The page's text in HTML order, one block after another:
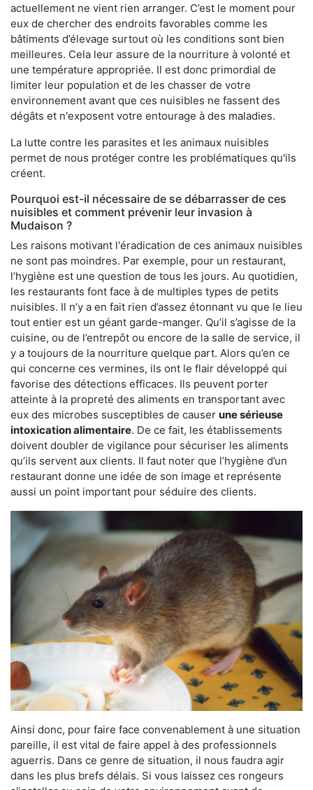
actuellement ne vient rien arranger. C’est le moment pour
eux de chercher des endroits favorables comme les
bâtiments d’élevage surtout où les conditions sont bien
meilleures. Cela leur assure de la nourriture à volonté et
une température appropriée. Il est donc primordial de
limiter leur population et de les chasser de votre
environnement avant que ces nuisibles ne fassent des
dégâts et n'exposent votre entourage à des maladies.
La lutte contre les parasites et les animaux nuisibles
permet de nous protéger contre les problématiques qu'ils
créent.
Pourquoi est-il nécessaire de se débarrasser de ces
nuisibles et comment prévenir leur invasion à
Mudaison ?
Les raisons motivant l'éradication de ces animaux nuisibles
ne sont pas moindres. Par exemple, pour un restaurant,
l’hygiène est une question de tous les jours. Au quotidien,
les restaurants font face à de multiples types de petits
nuisibles. Il n’y a en fait rien d’assez étonnant vu que le lieu
tout entier est un géant garde-manger. Qu’il s’agisse de la
cuisine, ou de l’entrepôt ou encore de la salle de service, il
y a toujours de la nourriture quelque part. Alors qu’en ce
qui concerne ces vermines, ils ont le flair développé qui
favorise des détections efficaces. Ils peuvent porter
atteinte à la propreté des aliments en transportant avec
eux des microbes susceptibles de causer une sérieuse
intoxication alimentaire. De ce fait, les établissements
doivent doubler de vigilance pour sécuriser les aliments
qu’ils servent aux clients. Il faut noter que l’hygiène d’un
restaurant donne une idée de son image et représente
aussi un point important pour séduire des clients.
Ainsi donc, pour faire face convenablement à une situation
pareille, il est vital de faire appel à des professionnels
aguerris. Dans ce genre de situation, il nous faudra agir
dans les plus brefs délais. Si vous laissez ces rongeurs